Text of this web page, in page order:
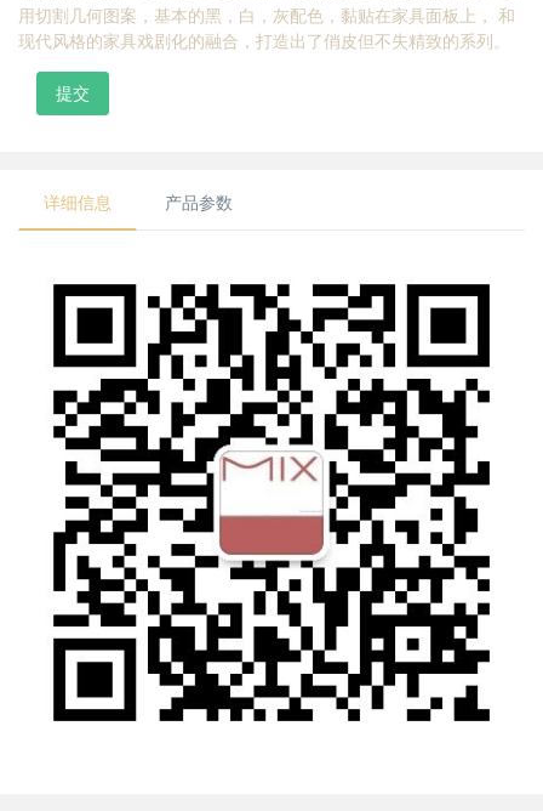
用切割几何图案，基本的黑，白，灰配色，黏贴在家具面板上， 和
现代风格的家具戏剧化的融合，打造出了俏皮但不失精致的系列。
提交
详细信息 产品参数